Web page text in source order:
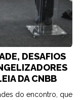
DESAFIOS
DA CNBB
do encontro, que